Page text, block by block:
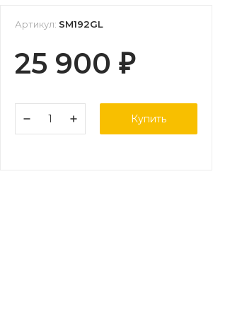
Артикул: SM192GL
25 900 ₽
Купить